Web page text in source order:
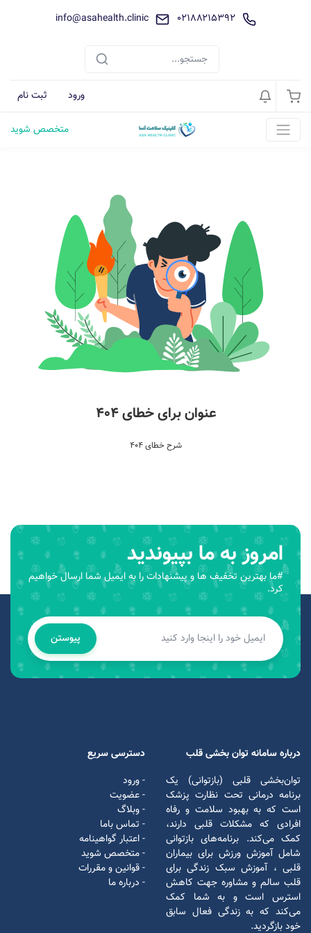
021۸۸۲۱۵۳۹۲ info@asahealth.clinic
ورود ثبت نام
متخصص شوید
عنوان برای خطای 404
شرح خطای 404
امروز به ما بپیوندید
#ما بهترین تخفیف ها و پیشنهادات را به ایمیل شما ارسال خواهیم
کرد.
پیوستن
درباره سامانه توان بخشی قلب
توان‌بخشی قلبی (بازتوانی) یک
برنامه درمانی تحت نظارت پزشک
است که به بهبود سلامت و رفاه
افرادی که مشکلات قلبی دارند،
کمک می‌کند. برنامه‌های بازتوانی
شامل آموزش ورزش برای بیماران
قلبی ، آموزش سبک زندگی برای
قلب سالم و مشاوره جهت کاهش
استرس است و به شما کمک
می‌کند که به زندگی فعال سابق
خود بازگردید.
دسترسی سریع
- ورود
- عضویت
- وبلاگ
- تماس باما
- اعتبار گواهینامه
- متخصص شوید
- قوانین و مقررات
- درباره ما